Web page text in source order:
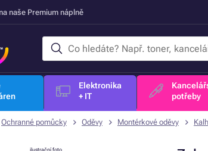
na naše Premium náplně
Elektronika
+ IT
potřeby
Ochranné pomůcky Oděvy Montérkové oděvy
ilustrační foto